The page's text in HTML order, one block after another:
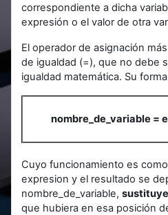
correspondiente a dicha
expresión o el valor de otra
El operador de asignación
de igualdad (=), que no debe
igualdad matemática. Su
nombre_de_variable =
Cuyo funcionamiento es
expresion y el resultado se
nombre_de_variable,
que hubiera en esa posición